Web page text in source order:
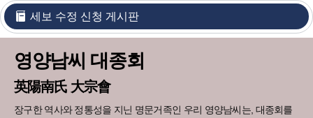
세보 수정 신청 게시판
영양남씨 대종회
英陽南氏 大宗會
장구한 역사와 정통성을 지닌 명문거족인 우리 영양남씨는, 대종회를